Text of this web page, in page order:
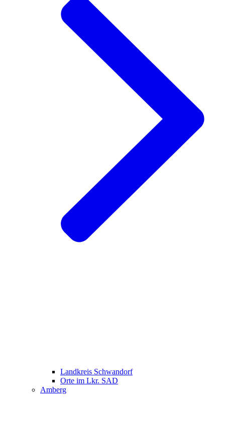
Landkreis Schwandorf
Orte im Lkr. SAD
Amberg